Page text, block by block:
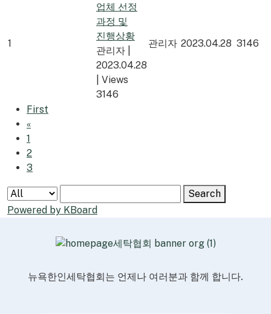
1
업체 선정
과정 및
진행상황
관리자
2023.04.28
Views
3146
관리자 2023.04.28 3146
First
«
1
2
3
Search
Powered by KBoard
뉴욕한인세탁협회는 언제나 여러분과 함께 합니다.